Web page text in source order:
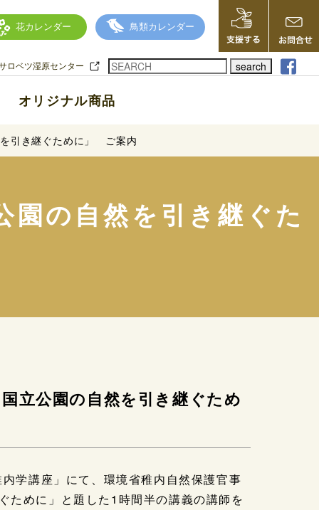
花カレンダー 鳥類カレンダー
ロベツ湿原センター search
オリジナル商品
引き継ぐために」 ご案内
の自然を引き継ぐた
公園の自然を引き継ぐため
内学講座」にて、環境省稚内自然保護官事
ために」と題した1時間半の講義の講師を